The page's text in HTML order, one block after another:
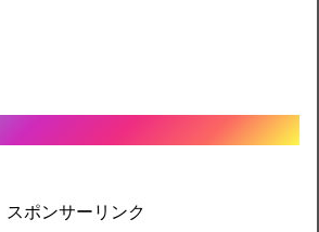
スポンサーリンク